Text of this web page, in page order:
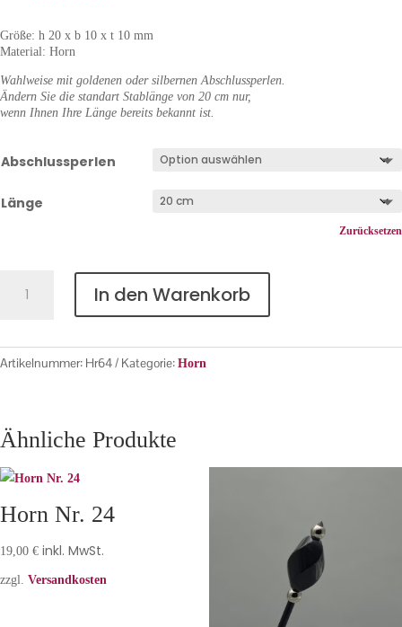
Größe: h 20 x b 10 x t 10 mm
Material: Horn
Wahlweise mit goldenen oder silbernen Abschlussperlen.
Ändern Sie die standart Stablänge von 20 cm nur,
wenn Ihnen Ihre Länge bereits bekannt ist.
Abschlussperlen
Länge
Zurücksetzen
In den Warenkorb
Artikelnummer: Hr64 Kategorie: Horn
Ähnliche Produkte
Horn Nr. 24
19,00 € inkl. MwSt.
zzgl. Versandkosten